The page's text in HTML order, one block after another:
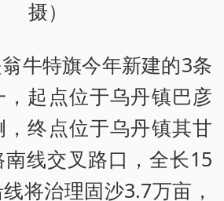
摄）
牛特旗今年新建的3条
起点位于乌丹镇巴彦
终点位于乌丹镇其甘
线交叉路口，全长15
将治理固沙3.7万亩，